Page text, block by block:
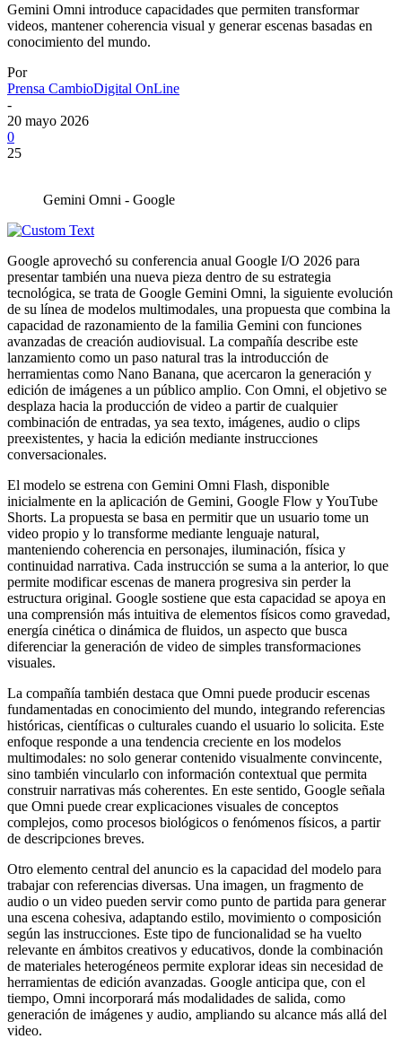
Gemini Omni introduce capacidades que permiten transformar
videos, mantener coherencia visual y generar escenas basadas en
conocimiento del mundo.
Por
Prensa CambioDigital OnLine
-
20 mayo 2026
0
25
Gemini Omni - Google
Google aprovechó su conferencia anual Google I/O 2026 para
presentar también una nueva pieza dentro de su estrategia
tecnológica, se trata de Google Gemini Omni, la siguiente evolución
de su línea de modelos multimodales, una propuesta que combina la
capacidad de razonamiento de la familia Gemini con funciones
avanzadas de creación audiovisual. La compañía describe este
lanzamiento como un paso natural tras la introducción de
herramientas como Nano Banana, que acercaron la generación y
edición de imágenes a un público amplio. Con Omni, el objetivo se
desplaza hacia la producción de video a partir de cualquier
combinación de entradas, ya sea texto, imágenes, audio o clips
preexistentes, y hacia la edición mediante instrucciones
conversacionales.
El modelo se estrena con Gemini Omni Flash, disponible
inicialmente en la aplicación de Gemini, Google Flow y YouTube
Shorts. La propuesta se basa en permitir que un usuario tome un
video propio y lo transforme mediante lenguaje natural,
manteniendo coherencia en personajes, iluminación, física y
continuidad narrativa. Cada instrucción se suma a la anterior, lo que
permite modificar escenas de manera progresiva sin perder la
estructura original. Google sostiene que esta capacidad se apoya en
una comprensión más intuitiva de elementos físicos como gravedad,
energía cinética o dinámica de fluidos, un aspecto que busca
diferenciar la generación de video de simples transformaciones
visuales.
La compañía también destaca que Omni puede producir escenas
fundamentadas en conocimiento del mundo, integrando referencias
históricas, científicas o culturales cuando el usuario lo solicita. Este
enfoque responde a una tendencia creciente en los modelos
multimodales: no solo generar contenido visualmente convincente,
sino también vincularlo con información contextual que permita
construir narrativas más coherentes. En este sentido, Google señala
que Omni puede crear explicaciones visuales de conceptos
complejos, como procesos biológicos o fenómenos físicos, a partir
de descripciones breves.
Otro elemento central del anuncio es la capacidad del modelo para
trabajar con referencias diversas. Una imagen, un fragmento de
audio o un video pueden servir como punto de partida para generar
una escena cohesiva, adaptando estilo, movimiento o composición
según las instrucciones. Este tipo de funcionalidad se ha vuelto
relevante en ámbitos creativos y educativos, donde la combinación
de materiales heterogéneos permite explorar ideas sin necesidad de
herramientas de edición avanzadas. Google anticipa que, con el
tiempo, Omni incorporará más modalidades de salida, como
generación de imágenes y audio, ampliando su alcance más allá del
video.